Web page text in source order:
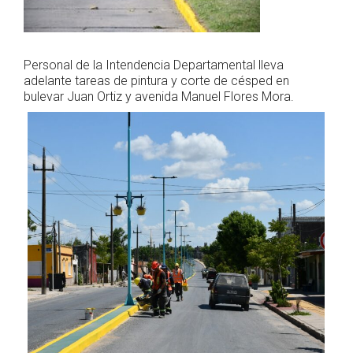
Personal de la Intendencia Departamental lleva
adelante tareas de pintura y corte de césped en
bulevar Juan Ortiz y avenida Manuel Flores Mora.